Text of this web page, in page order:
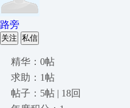
路旁
关注 私信
精华：0帖
求助：1帖
帖子：5帖 | 18回